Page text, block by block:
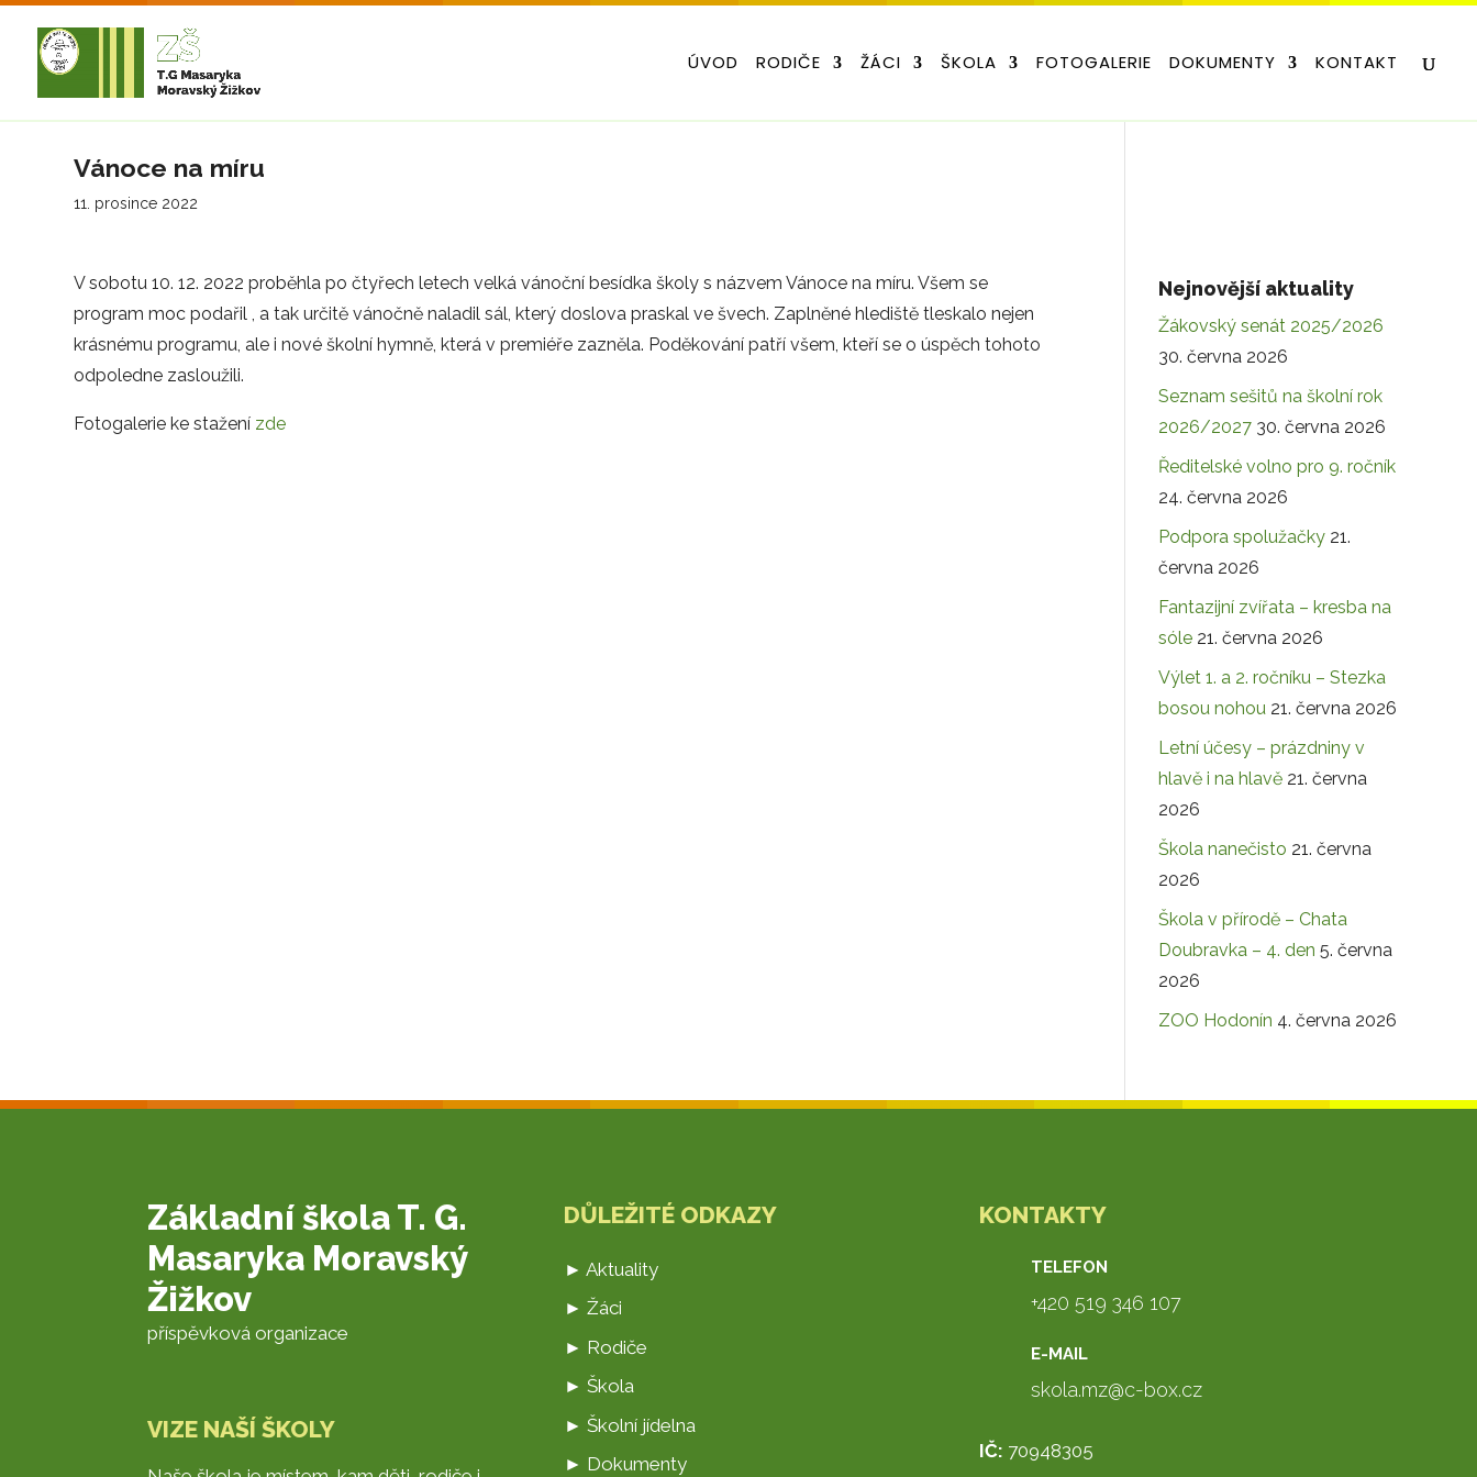
ÚVOD RODIČE ŽÁCI ŠKOLA FOTOGALERIE DOKUMENTY KONTAKT
Vánoce na míru
11. prosince 2022
V sobotu 10. 12. 2022 proběhla po čtyřech letech velká vánoční besídka školy s názvem Vánoce na míru. Všem se
program moc podařil , a tak určitě vánočně naladil sál, který doslova praskal ve švech. Zaplněné hlediště tleskalo nejen
krásnému programu, ale i nové školní hymně, která v premiéře zazněla. Poděkování patří všem, kteří se o úspěch tohoto
odpoledne zasloužili.
Fotogalerie ke stažení zde
Nejnovější aktuality
Žákovský senát 2025/2026
30. června 2026
Seznam sešitů na školní rok
2026/2027 30. června 2026
Ředitelské volno pro 9. ročník
24. června 2026
Podpora spolužačky 21.
června 2026
Fantazijní zvířata – kresba na
sóle 21. června 2026
Výlet 1. a 2. ročníku – Stezka
bosou nohou 21. června 2026
Letní účesy – prázdniny v
hlavě i na hlavě 21. června
2026
Škola nanečisto 21. června
2026
Škola v přírodě – Chata
Doubravka – 4. den 5. června
2026
ZOO Hodonín 4. června 2026
Základní škola T. G.
Masaryka Moravský
Žižkov
příspěvková organizace
VIZE NAŠÍ ŠKOLY
DŮLEŽITÉ ODKAZY
► Aktuality
► Žáci
► Rodiče
► Škola
► Školní jídelna
► Dokumenty
KONTAKTY
TELEFON
+420 519 346 107
E-MAIL
skola.mz@c-box.cz
IČ: 70948305